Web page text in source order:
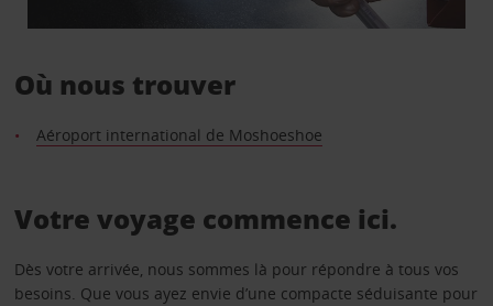
Où nous trouver
Aéroport international de Moshoeshoe
Votre voyage commence ici.
Dès votre arrivée, nous sommes là pour répondre à tous vos
besoins. Que vous ayez envie d’une compacte séduisante pour